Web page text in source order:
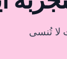
لا تُنسى